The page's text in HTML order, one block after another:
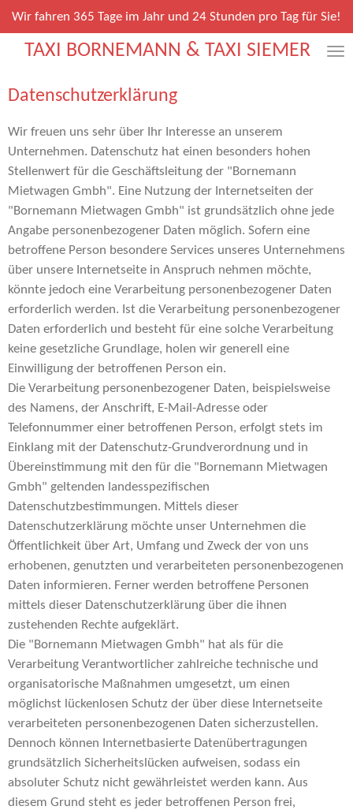
Zum
Hauptinhalt
springen
TAXI BORNEMANN & TAXI SIEMER
Wir fahren 365 Tage im Jahr und 24 Stunden pro Tag für Sie!
Datenschutzerklärung
Wir freuen uns sehr über Ihr Interesse an unserem
Unternehmen. Datenschutz hat einen besonders hohen
Stellenwert für die Geschäftsleitung der "Bornemann
Mietwagen Gmbh". Eine Nutzung der Internetseiten der
"Bornemann Mietwagen Gmbh" ist grundsätzlich ohne jede
Angabe personenbezogener Daten möglich. Sofern eine
betroffene Person besondere Services unseres Unternehmens
über unsere Internetseite in Anspruch nehmen möchte,
könnte jedoch eine Verarbeitung personenbezogener Daten
erforderlich werden. Ist die Verarbeitung personenbezogener
Daten erforderlich und besteht für eine solche Verarbeitung
keine gesetzliche Grundlage, holen wir generell eine
Einwilligung der betroffenen Person ein.
Die Verarbeitung personenbezogener Daten, beispielsweise
des Namens, der Anschrift, E-Mail-Adresse oder
Telefonnummer einer betroffenen Person, erfolgt stets im
Einklang mit der Datenschutz-Grundverordnung und in
Übereinstimmung mit den für die "Bornemann Mietwagen
Gmbh" geltenden landesspezifischen
Datenschutzbestimmungen. Mittels dieser
Datenschutzerklärung möchte unser Unternehmen die
Öffentlichkeit über Art, Umfang und Zweck der von uns
erhobenen, genutzten und verarbeiteten personenbezogenen
Daten informieren. Ferner werden betroffene Personen
mittels dieser Datenschutzerklärung über die ihnen
zustehenden Rechte aufgeklärt.
Die "Bornemann Mietwagen Gmbh" hat als für die
Verarbeitung Verantwortlicher zahlreiche technische und
organisatorische Maßnahmen umgesetzt, um einen
möglichst lückenlosen Schutz der über diese Internetseite
verarbeiteten personenbezogenen Daten sicherzustellen.
Dennoch können Internetbasierte Datenübertragungen
grundsätzlich Sicherheitslücken aufweisen, sodass ein
absoluter Schutz nicht gewährleistet werden kann. Aus
diesem Grund steht es jeder betroffenen Person frei,